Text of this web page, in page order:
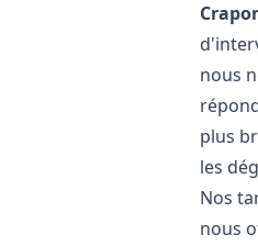
nous
plus
les
Nos
nous